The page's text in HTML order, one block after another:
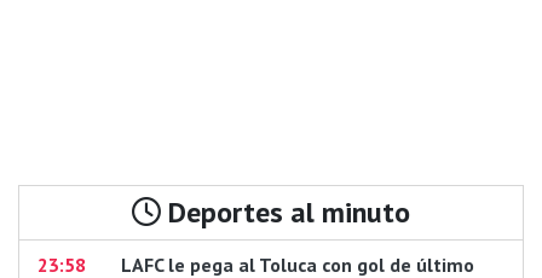
Deportes al minuto
23:58 LAFC le pega al Toluca con gol de último